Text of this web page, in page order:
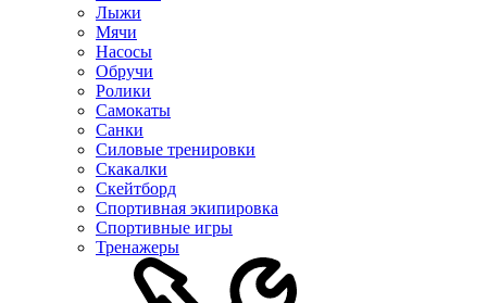
Лыжи
Мячи
Насосы
Обручи
Ролики
Самокаты
Санки
Силовые тренировки
Скакалки
Скейтборд
Спортивная экипировка
Спортивные игры
Тренажеры